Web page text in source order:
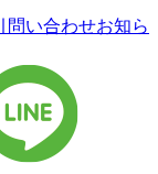
問い合わせお知ら